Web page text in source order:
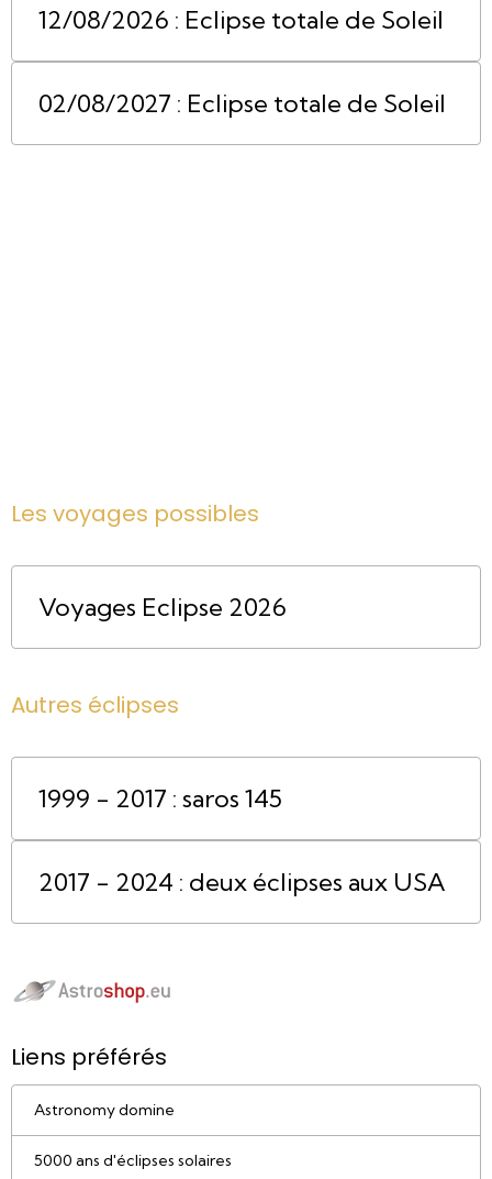
12/08/2026 : Eclipse totale de Soleil
02/08/2027 : Eclipse totale de Soleil
Les voyages possibles
Voyages Eclipse 2026
Autres éclipses
1999 - 2017 : saros 145
2017 - 2024 : deux éclipses aux USA
Liens préférés
Astronomy domine
5000 ans d'éclipses solaires